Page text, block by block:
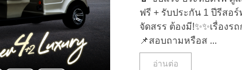
ฟรี + รับประกัน 1 ปีรีสอ
จัดสรร ต้องมี!✨✨เรื่องร
📌สอบถามหรือส ...
อ่านต่อ